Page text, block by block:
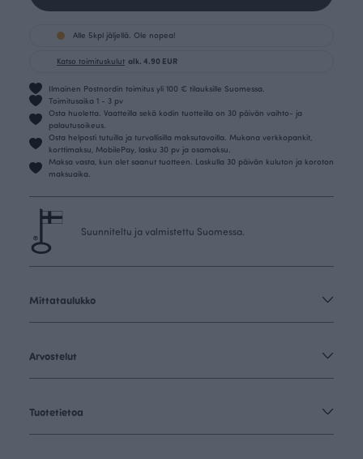
Alle 5kpl jäljellä. Ole nopea!
Katso toimituskulut alk. 4.90 EUR
Ilmainen Postnordin toimitus yli 100 € tilauksille Suomessa.
Toimitusaika 1 - 3 pv
Osta huoletta. Vaatteilla sekä kodin tuotteilla on 30 päivän vaihto- ja
palautusoikeus.
Osta helposti tutuilla ja turvallisilla maksutavoilla. Mukana verkkopankit,
korttimaksu, MobilePay, lasku 30 pv ja osamaksu.
Maksa vasta, kun olet saanut tuotteen. Laskulla 30 päivän kuluton ja koroton
maksuaika.
Suunniteltu ja valmistettu Suomessa.
Mittataulukko
Arvostelut
Tuotetietoa